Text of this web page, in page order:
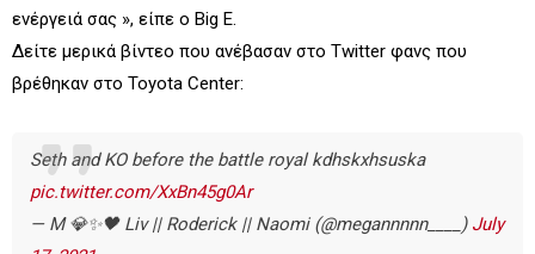
ενέργειά σας », είπε ο Big E.
Δείτε μερικά βίντεο που ανέβασαν στο Twitter φανς που
βρέθηκαν στο Toyota Center:
Seth and KO before the battle royal kdhskxhsuska
pic.twitter.com/XxBn45g0Ar
— M 💎✨🖤 Liv || Roderick || Naomi (@megannnnn____) July